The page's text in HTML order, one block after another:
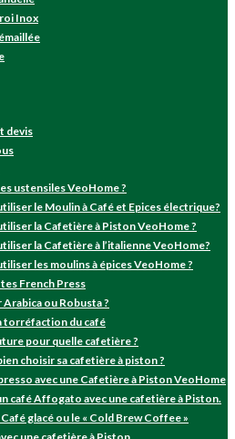
Inox
devis
ustensiles VeoHome ?
le Moulin à Café et Epices électrique?
la Cafetière à Piston VeoHome ?
la Cafetière à l’italienne VeoHome?
les moulins à épices VeoHome ?
French Press
ou Robusta ?
torréfaction du café
pour quelle cafetière ?
choisir sa cafetière à piston ?
avec une Cafetière à Piston VeoHome
café Affogato avec une cafetière à Piston.
glacé ou le « Cold Brew Coffee »